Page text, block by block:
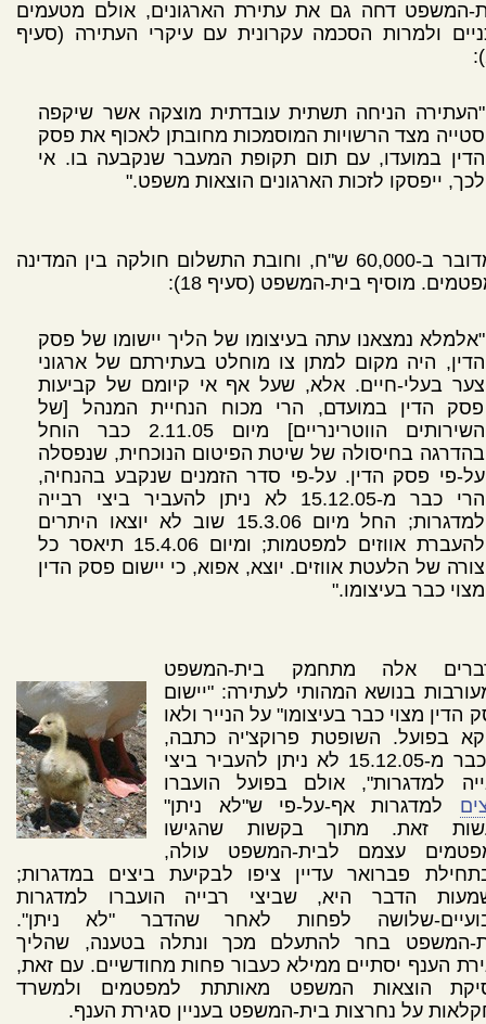
המשפט דחה גם את עתירת הארגונים, אולם מטעמים
ולמרות הסכמה עקרונית עם עיקרי העתירה (סעיף
"העתירה הניחה תשתית עובדתית מוצקה אשר שיקפה
סטייה מצד הרשויות המוסמכות מחובתן לאכוף את פסק
הדין במועדו, עם תום תקופת המעבר שנקבעה בו. אי
לכך, ייפסקו לזכות הארגונים הוצאות משפט."
המדובר ב-60,000 ש"ח, וחובת התשלום חולקה בין המדינה
מוסיף בית-המשפט (סעיף 18):
"אלמלא נמצאנו עתה בעיצומו של הליך יישומו של פסק
הדין, היה מקום למתן צו מוחלט בעתירתם של ארגוני
צער בעלי-חיים. אלא, שעל אף אי קיומם של קביעות
פסק הדין במועדם, הרי מכוח הנחיית המנהל [של
השירותים הווטרינריים] מיום 2.11.05 כבר הוחל
בהדרגה בחיסולה של שיטת הפיטום הנוכחית, שנפסלה
על-פי פסק הדין. על-פי סדר הזמנים שנקבע בהנחיה,
הרי כבר מ-15.12.05 לא ניתן להעביר ביצי רבייה
למדגרות; החל מיום 15.3.06 שוב לא יוצאו היתרים
להעברת אווזים למפטמות; ומיום 15.4.06 תיאסר כל
צורה של הלעטת אווזים. יוצא, אפוא, כי יישום פסק הדין
מצוי כבר בעיצומו."
אלה מתחמק בית-המשפט
בנושא המהותי לעתירה: "יישום
הדין מצוי כבר בעיצומו" על הנייר ולאו
בפועל. השופטת פרוקצ'יה כתבה,
ש"כבר מ-15.12.05 לא ניתן להעביר ביצי
למדגרות", אולם בפועל הועברו
למדגרות אף-על-פי ש"לא ניתן"
זאת. מתוך בקשות שהגישו
עצמם לבית-המשפט עולה,
פברואר עדיין ציפו לבקיעת ביצים במדגרות;
הדבר היא, שביצי רבייה הועברו למדגרות
שלושה לפחות לאחר שהדבר "לא ניתן".
המשפט בחר להתעלם מכך ונתלה בטענה, שהליך
הענף יסתיים ממילא כעבור פחות מחודשיים. עם זאת,
הוצאות המשפט מאותתת למפטמים ולמשרד
על נחרצות בית-המשפט בעניין סגירת הענף.